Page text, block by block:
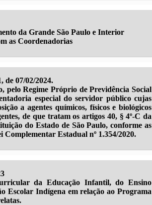
da Grande São Paulo e Interior
as Coordenadorias
07/02/2024.
pelo Regime Próprio de Previdência Social
especial do servidor público cujas
a agentes químicos, físicos e biológicos
de que tratam os artigos 40, § 4º-C da
do Estado de São Paulo, conforme as
Complementar Estadual nº 1.354/2020.
da Educação Infantil, do Ensino
Escolar Indígena em relação ao Programa